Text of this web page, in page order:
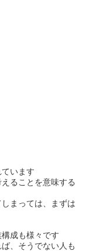
います
ることを意味する
まっては、まずは
成も様々です
、そうでない人も